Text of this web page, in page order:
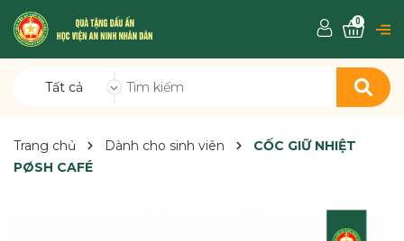
Tất cả
0
Trang chủ Dành cho sinh viên
CỐC GIỮ NHIỆT
PØSH CAFÉ